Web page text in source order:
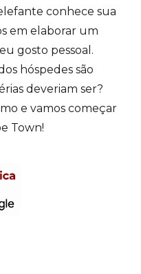
conhece sua
em elaborar um
gosto pessoal.
hóspedes são
deveriam ser?
e vamos começar
Town!